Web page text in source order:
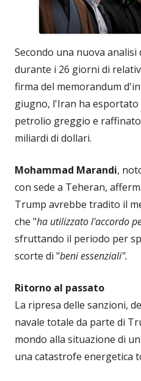
Secondo una nuova
durante i 26 giorni di
firma del memorandum
giugno, l'Iran ha
petrolio greggio e
miliardi di dollari.
Mohammad Marandi,
con sede a Teheran,
Trump avrebbe tradito il
che "ha utilizzato l'accordo
sfruttando il periodo per
scorte di "beni essenziali".
Ritorno al passato
La ripresa delle sanzioni,
navale totale da parte di
mondo alla situazione di
una catastrofe energetica